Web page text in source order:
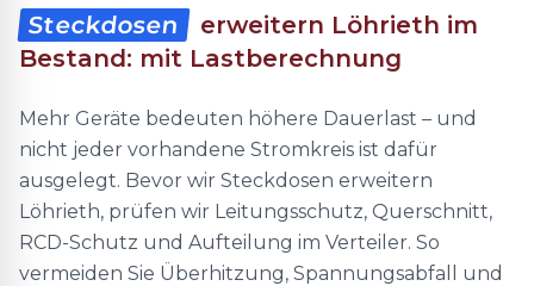
Steckdosen
erweitern Löhrieth im
Bestand: mit Lastberechnung
Mehr Geräte bedeuten höhere Dauerlast – und
nicht jeder vorhandene Stromkreis ist dafür
ausgelegt. Bevor wir Steckdosen erweitern
Löhrieth, prüfen wir Leitungsschutz, Querschnitt,
RCD-Schutz und Aufteilung im Verteiler. So
vermeiden Sie Überhitzung, Spannungsabfall und